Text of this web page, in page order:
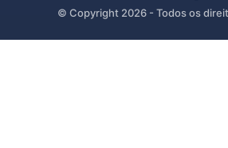
© Copyright 2026 - Todos os